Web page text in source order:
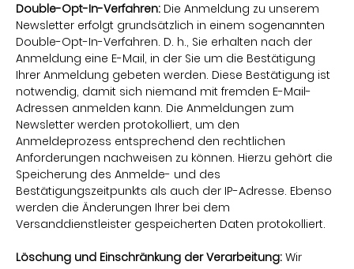
Double-Opt-In-Verfahren: Die Anmeldung zu unserem
Newsletter erfolgt grundsätzlich in einem sogenannten
Double-Opt-In-Verfahren. D. h., Sie erhalten nach der
Anmeldung eine E-Mail, in der Sie um die Bestätigung
Ihrer Anmeldung gebeten werden. Diese Bestätigung ist
notwendig, damit sich niemand mit fremden E-Mail-
Adressen anmelden kann. Die Anmeldungen zum
Newsletter werden protokolliert, um den
Anmeldeprozess entsprechend den rechtlichen
Anforderungen nachweisen zu können. Hierzu gehört die
Speicherung des Anmelde- und des
Bestätigungszeitpunkts als auch der IP-Adresse. Ebenso
werden die Änderungen Ihrer bei dem
Versanddienstleister gespeicherten Daten protokolliert.
Löschung und Einschränkung der Verarbeitung: Wir